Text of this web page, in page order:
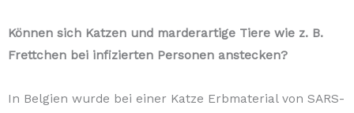
Können sich Katzen und marderartige Tiere wie z. B.
Frettchen bei infizierten Personen anstecken?
In Belgien wurde bei einer Katze Erbmaterial von SARS-